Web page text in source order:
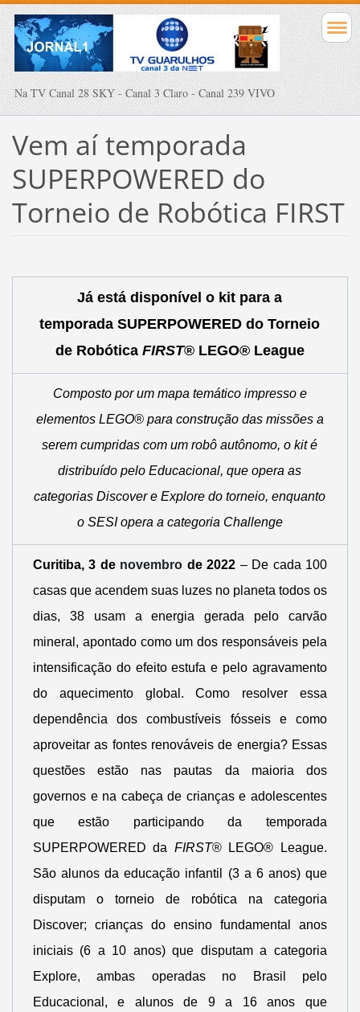
Na TV Canal 28 SKY - Canal 3 Claro - Canal 239 VIVO
Vem aí temporada
SUPERPOWERED do
Torneio de Robótica FIRST
Já está disponível o kit para a
temporada SUPERPOWERED do Torneio
de Robótica FIRST® LEGO® League
Composto por um mapa temático impresso e
elementos LEGO® para construção das missões a
serem cumpridas com um robô autônomo, o kit é
distribuído pelo Educacional, que opera as
categorias Discover e Explore do torneio, enquanto
o SESI opera a categoria Challenge
Curitiba, 3 de novembro de 2022 – De cada 100
casas que acendem suas luzes no planeta todos os
dias, 38 usam a energia gerada pelo carvão
mineral, apontado como um dos responsáveis pela
intensificação do efeito estufa e pelo agravamento
do aquecimento global. Como resolver essa
dependência dos combustíveis fósseis e como
aproveitar as fontes renováveis de energia? Essas
questões estão nas pautas da maioria dos
governos e na cabeça de crianças e adolescentes
que estão participando da temporada
SUPERPOWERED da FIRST® LEGO® League.
São alunos da educação infantil (3 a 6 anos) que
disputam o torneio de robótica na categoria
Discover; crianças do ensino fundamental anos
iniciais (6 a 10 anos) que disputam a categoria
Explore, ambas operadas no Brasil pelo
Educacional, e alunos de 9 a 16 anos que